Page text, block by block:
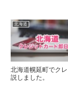
北海道
北海道幌延町でク
説しました。